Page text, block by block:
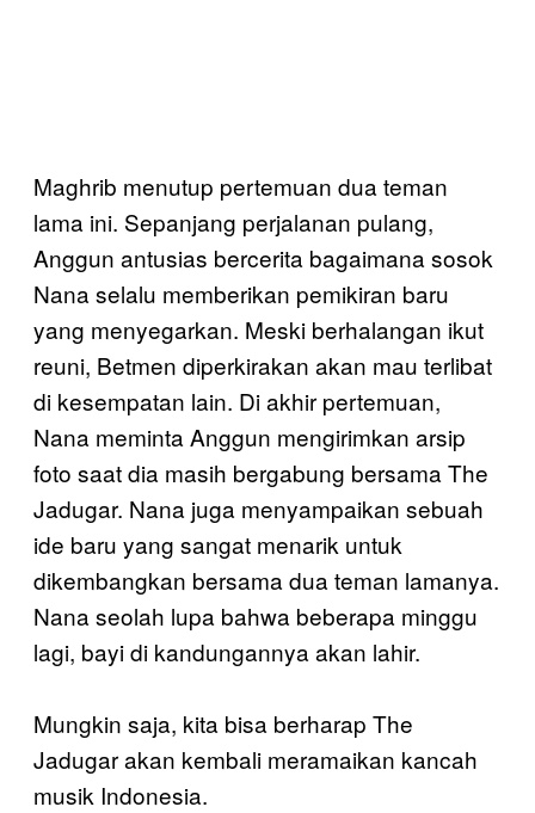
Maghrib menutup pertemuan dua teman
lama ini. Sepanjang perjalanan pulang,
Anggun antusias bercerita bagaimana sosok
Nana selalu memberikan pemikiran baru
yang menyegarkan. Meski berhalangan ikut
reuni, Betmen diperkirakan akan mau terlibat
di kesempatan lain. Di akhir pertemuan,
Nana meminta Anggun mengirimkan arsip
foto saat dia masih bergabung bersama The
Jadugar. Nana juga menyampaikan sebuah
ide baru yang sangat menarik untuk
dikembangkan bersama dua teman lamanya.
Nana seolah lupa bahwa beberapa minggu
lagi, bayi di kandungannya akan lahir.
Mungkin saja, kita bisa berharap The
Jadugar akan kembali meramaikan kancah
musik Indonesia.